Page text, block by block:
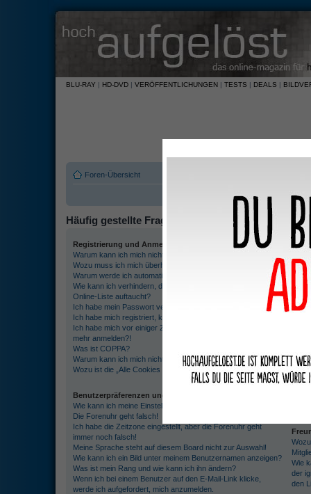
BLU-RAY | HD-DVD | VERÖFFENTLICHUNGEN | TESTS | DEALS |
Foren-Übersicht
Häufig gestellte Fragen
Registrierung und Anmeldung
Warum kann ich mich nicht anmelden?
Wozu muss ich mich überhaupt registrieren?
Warum werde ich automatisch abgemeldet?
Wie kann ich verhindern, dass mein Benutzername in der
Online-Liste auftaucht?
Ich habe mein Passwort vergessen!
Ich habe mich registriert, kann mich aber nicht anmelden!
Ich habe mich vor einiger Zeit registriert, kann mich aber nicht
mehr anmelden?!
Was ist COPPA?
Warum kann ich mich nicht registrieren?
Wozu ist die „Alle Cookies des Boards löschen“-Funktion?
Benutzerpräferenzen und -einstellungen
Wie kann ich meine Einstellungen ändern?
Die Forenuhr geht falsch!
Ich habe die Zeitzone eingestellt, aber die Forenuhr geht
immer noch falsch!
Meine Sprache steht auf diesem Board nicht zur Auswahl!
Wie kann ich ein Bild unter meinem Benutzernamen anzeigen?
Was ist mein Rang und wie kann ich ihn ändern?
Wenn ich bei einem Benutzer auf den E-Mail-Link klicke,
werde ich aufgefordert, mich anzumelden.
Was
Wo
Wie
Ich
Ich
Wie
der
den